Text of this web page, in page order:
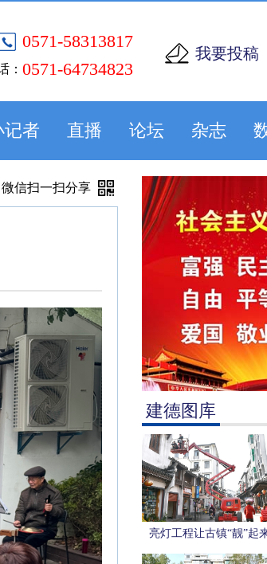
0571-58313817
： 0571-64734823
我要投稿
记者 直播 论坛 杂志
建德图库
亮灯工程让古镇“靓”起
微信扫一扫分享